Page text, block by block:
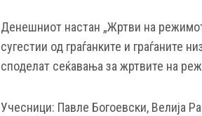
Денешниот настан „Жртви на
сугестии од граѓанките и граѓаните
споделат сеќавања за жртвите на
Учесници: Павле Богоевски, Велија